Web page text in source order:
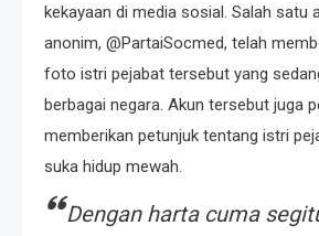
kekayaan di media sosial. Salah satu
anonim, @PartaiSocmed, telah
foto istri pejabat tersebut yang
berbagai negara. Akun tersebut juga
memberikan petunjuk tentang istri
suka hidup mewah.
Dengan harta cuma